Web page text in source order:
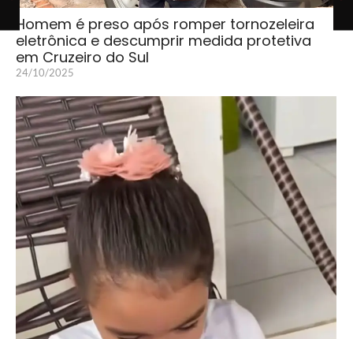
Homem é preso após romper tornozeleira
eletrônica e descumprir medida protetiva
em Cruzeiro do Sul
24/10/2025